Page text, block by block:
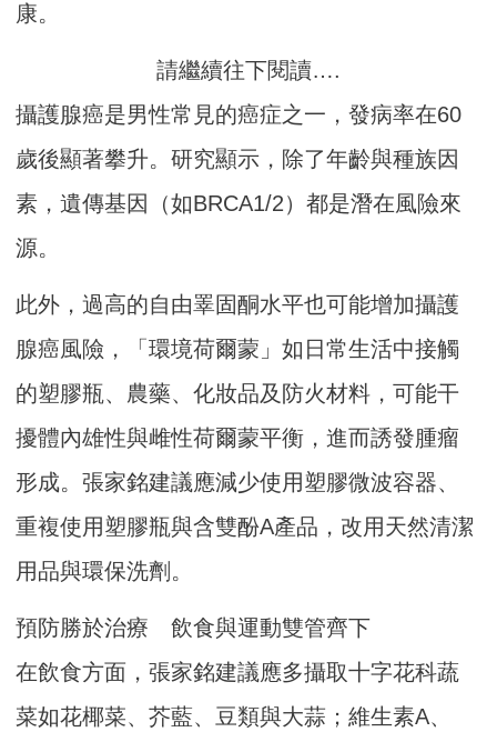
康。
請繼續往下閱讀….
攝護腺癌是男性常見的癌症之一，發病率在60
歲後顯著攀升。研究顯示，除了年齡與種族因
素，遺傳基因（如BRCA1/2）都是潛在風險來
源。
此外，過高的自由睪固酮水平也可能增加攝護
腺癌風險，「環境荷爾蒙」如日常生活中接觸
的塑膠瓶、農藥、化妝品及防火材料，可能干
擾體內雄性與雌性荷爾蒙平衡，進而誘發腫瘤
形成。張家銘建議應減少使用塑膠微波容器、
重複使用塑膠瓶與含雙酚A產品，改用天然清潔
用品與環保洗劑。
預防勝於治療 飲食與運動雙管齊下
在飲食方面，張家銘建議應多攝取十字花科蔬
菜如花椰菜、芥藍、豆類與大蒜；維生素A、